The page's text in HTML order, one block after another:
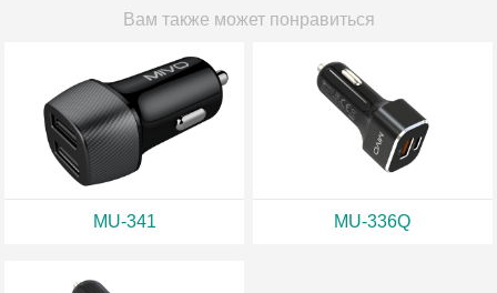
Вам также может понравиться
MU-341 MU-336Q